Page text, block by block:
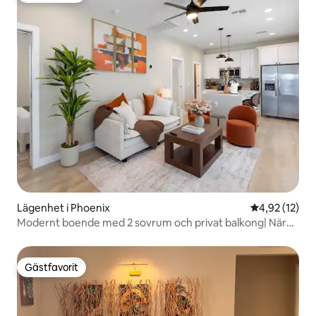
Lägenhet i Phoenix 4,92 av 5 i
4,92 (12)
Modernt boende med 2 sovrum och privat balkong| Nära
Gästfavorit
Gästfavorit